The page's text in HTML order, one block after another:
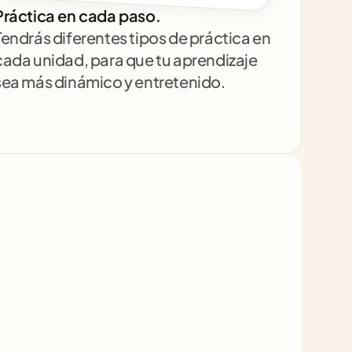
en cada paso.
diferentes tipos de práctica en
unidad, para que tu aprendizaje
más dinámico y entretenido.